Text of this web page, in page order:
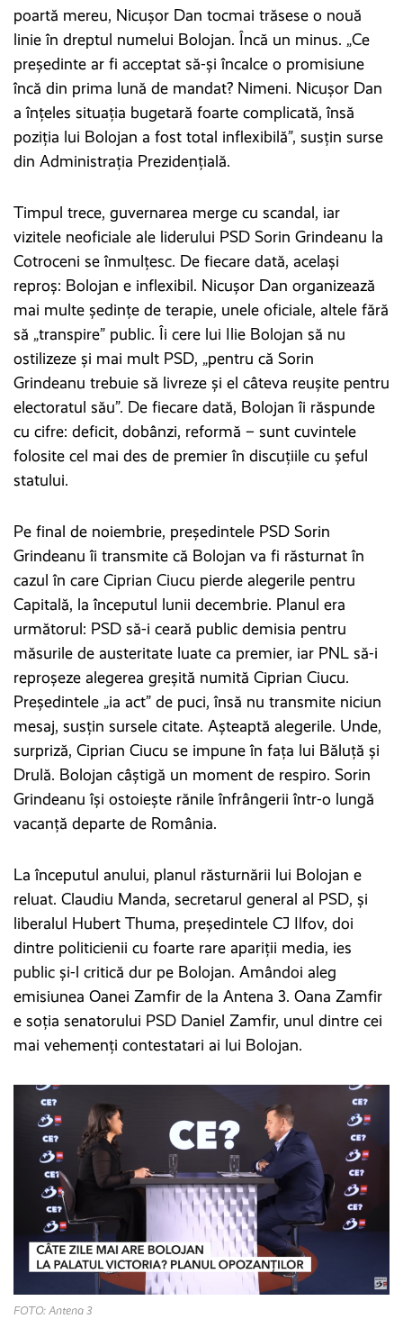
poartă mereu, Nicușor Dan tocmai trăsese o nouă
linie în dreptul numelui Bolojan. Încă un minus. „Ce
președinte ar fi acceptat să-și încalce o promisiune
încă din prima lună de mandat? Nimeni. Nicușor Dan
a înțeles situația bugetară foarte complicată, însă
poziția lui Bolojan a fost total inflexibilă”, susțin surse
din Administrația Prezidențială.
Timpul trece, guvernarea merge cu scandal, iar
vizitele neoficiale ale liderului PSD Sorin Grindeanu la
Cotroceni se înmulțesc. De fiecare dată, același
reproș: Bolojan e inflexibil. Nicușor Dan organizează
mai multe ședințe de terapie, unele oficiale, altele fără
să „transpire” public. Îi cere lui Ilie Bolojan să nu
ostilizeze și mai mult PSD, „pentru că Sorin
Grindeanu trebuie să livreze și el câteva reușite pentru
electoratul său”. De fiecare dată, Bolojan îi răspunde
cu cifre: deficit, dobânzi, reformă – sunt cuvintele
folosite cel mai des de premier în discuțiile cu șeful
statului.
Pe final de noiembrie, președintele PSD Sorin
Grindeanu îi transmite că Bolojan va fi răsturnat în
cazul în care Ciprian Ciucu pierde alegerile pentru
Capitală, la începutul lunii decembrie. Planul era
următorul: PSD să-i ceară public demisia pentru
măsurile de austeritate luate ca premier, iar PNL să-i
reproșeze alegerea greșită numită Ciprian Ciucu.
Președintele „ia act” de puci, însă nu transmite niciun
mesaj, susțin sursele citate. Așteaptă alegerile. Unde,
surpriză, Ciprian Ciucu se impune în fața lui Băluță și
Drulă. Bolojan câștigă un moment de respiro. Sorin
Grindeanu își ostoiește rănile înfrângerii într-o lungă
vacanță departe de România.
La începutul anului, planul răsturnării lui Bolojan e
reluat. Claudiu Manda, secretarul general al PSD, și
liberalul Hubert Thuma, președintele CJ Ilfov, doi
dintre politicienii cu foarte rare apariții media, ies
public și-l critică dur pe Bolojan. Amândoi aleg
emisiunea Oanei Zamfir de la Antena 3. Oana Zamfir
e soția senatorului PSD Daniel Zamfir, unul dintre cei
mai vehemenți contestatari ai lui Bolojan.
FOTO: Antena 3